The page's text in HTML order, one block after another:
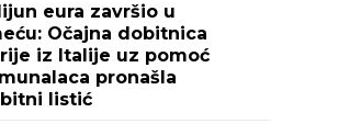
eura završio u
Očajna dobitnica
iz Italije uz pomoć
pronašla
listić